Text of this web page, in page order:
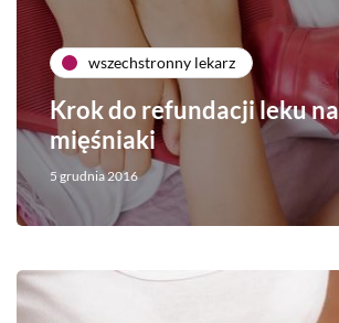
wszechstronny lekarz
Krok do refundacji leku na
mięśniaki
5 grudnia 2016